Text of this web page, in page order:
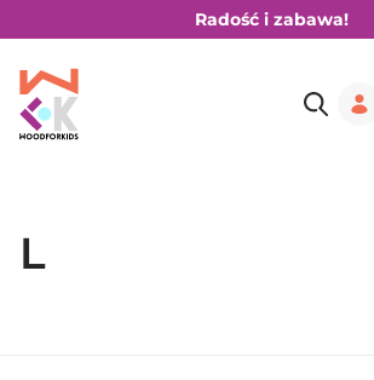
Radość i zabawa!
L